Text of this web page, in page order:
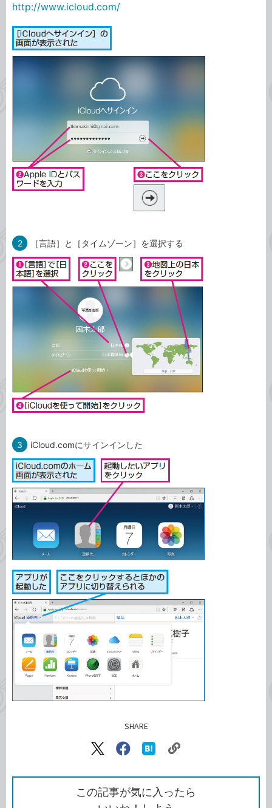
http://www.icloud.com/
2 ［言語］と［タイムゾーン］を選択する
3 iCloud.comにサインインした
SHARE
X（旧
で
シ
ェ
Facebook
シ
ェ
ア
な
ッ
ク
を
コ
この記事が気に入ったら